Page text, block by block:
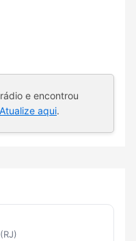
e encontrou
Atualize aqui.